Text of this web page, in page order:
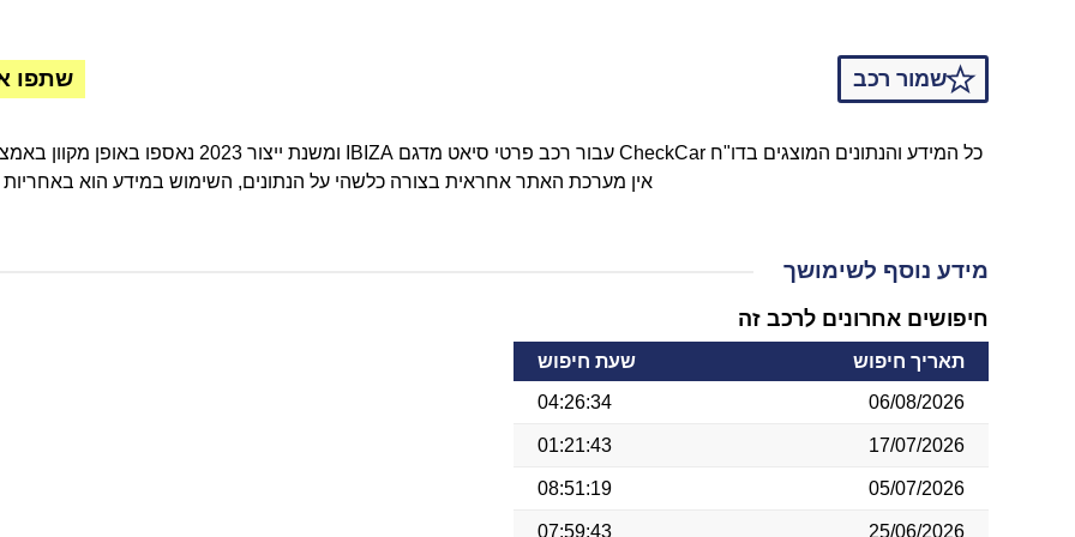
שמור רכב שתפו
כל המידע והנתונים המוצגים בדו"ח CheckCar עבור רכב פרטי סיאט מדגם IBIZA ומשנת ייצור 2023 נאספו באופן מקוון באמצעות טכנולוגיות API ממאגרי המידע של משרד התחבורה.
אין מערכת האתר אחראית בצורה כלשהי על הנתונים, השימוש במידע הוא
מידע נוסף לשימושך
חיפושים אחרונים לרכב זה
תאריך חיפוש
שעת חיפוש
06/08/2026
04:26:34
17/07/2026
01:21:43
05/07/2026
08:51:19
25/06/2026
07:59:43